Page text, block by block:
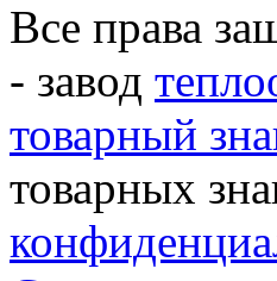
Все права
- завод
товарный
товарных